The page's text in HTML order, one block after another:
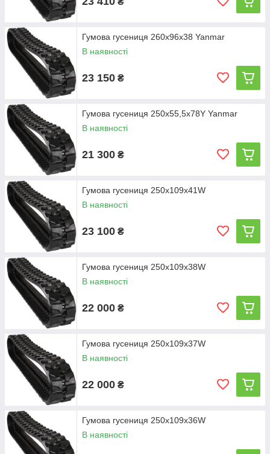
Гумова гусениця 260х96х38 Yanmar
В наявності
23 150 ₴
Гумова гусениця 250х55,5х78Y Yanmar
В наявності
21 300 ₴
Гумова гусениця 250х109х41W
В наявності
23 100 ₴
Гумова гусениця 250х109х38W
В наявності
22 000 ₴
Гумова гусениця 250х109х37W
В наявності
22 000 ₴
Гумова гусениця 250х109х36W
В наявності